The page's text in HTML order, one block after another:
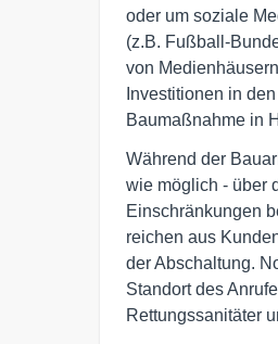
oder um soziale
(z.B. Fußball-
von
Investitionen in
Baumaßnahme in
Während der
wie möglich - über
Einschränkungen
reichen aus
der Abschaltung.
Standort des
Rettungssanitäter